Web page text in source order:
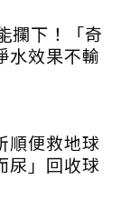
攔下！「奇
水效果不輸
順便救地球
尿」回收球